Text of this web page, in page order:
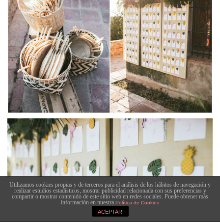
Utilizamos cookies propias y de terceros para el análisis de los hábitos de navegación y
realizar estudios estadísticos, mostrar publicidad relacionada con sus preferencias y
compartir o mostrar contenido de este sitio web en redes sociales. Puede obtener más
información en nuestra Política de Cookies
ACEPTAR